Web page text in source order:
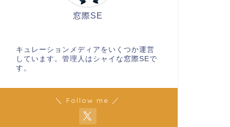
窓際SE
キュレーションメディアをいくつか運営
しています。管理人はシャイな窓際SEで
す。
＼ Follow me ／